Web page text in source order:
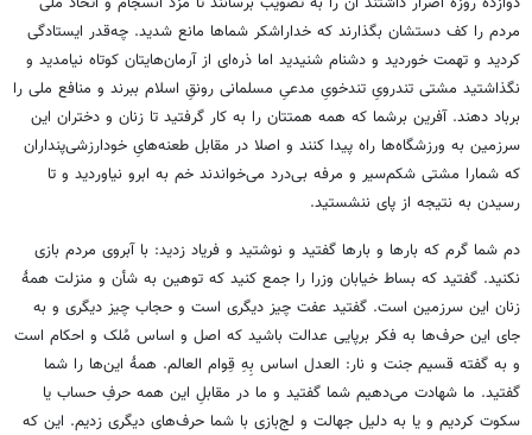
مردم را کف دستشان بگذارند که خداراشکر شماها مانع شدید. چه‌قدر ایستادگی
کردید و تهمت خوردید و دشنام شنیدید اما ذره‌ای از آرمان‌هایتان کوتاه نیامدید و
نگذاشتید مشتی تندرویِ تندخویِ مدعیِ مسلمانی رونقِ اسلام ببرند و منافع ملی را
برباد دهند. آفرین برشما که همه همتتان را به کار گرفتید تا زنان و دختران این
سرزمین به ورزشگاه‌ها راه پیدا کنند و اصلا در مقابل طعنه‌هایِ خودارزشی‌پنداران
که شمارا مشتی شکم‌سیر و مرفه بی‌درد می‌خواندند خم به ابرو نیاوردید و تا
رسیدن به نتیجه از پای ننشستید.
دم شما گرم که بارها و بارها گفتید و نوشتید و فریاد زدید: با آبروی مردم بازی
نکنید. گفتید که بساط خیابان وزرا را جمع کنید که توهین به شأن و منزلت همۀ
زنان این سرزمین است. گفتید عفت چیز دیگری است و حجاب چیز دیگری و به
جای این حرف‌ها به فکر برپایی عدالت باشید که اصل و اساس مُلک و احکام است
و به گفته قسیم جنت و نار: العدل اساس بِهِ قِوام العالم. همۀ این‌ها را شما
گفتید. ما شهادت می‌دهیم شما گفتید و ما در مقابلِ این همه حرفِ حساب یا
سکوت کردیم و یا به دلیل جهالت و لج‌بازی با شما حرف‌های دیگری زدیم. این که